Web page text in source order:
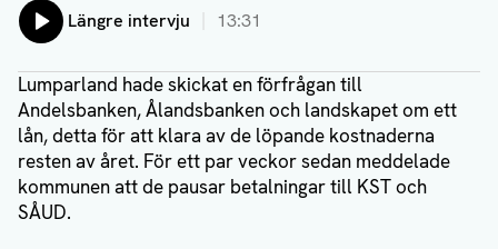
Lyssna på:
Längre intervju 13:31
Lumparland hade skickat en förfrågan till
Andelsbanken, Ålandsbanken och landskapet om ett
lån, detta för att klara av de löpande kostnaderna
resten av året. För ett par veckor sedan meddelade
kommunen att de pausar betalningar till KST och
SÅUD.